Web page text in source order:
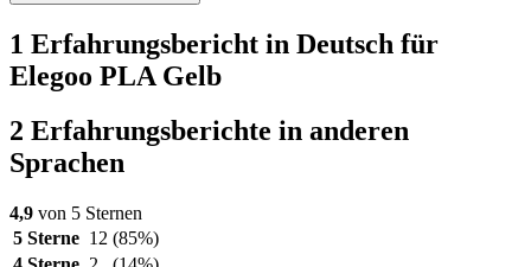
1 Erfahrungsbericht in Deutsch für
Elegoo PLA Gelb
2 Erfahrungsberichte in anderen
Sprachen
4,9 von 5 Sternen
5 Sterne 12 (85%)